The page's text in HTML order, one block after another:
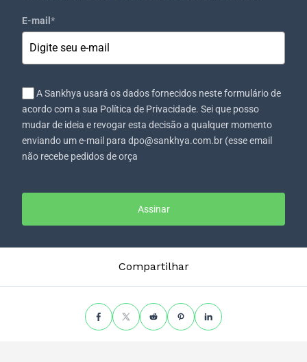
E-mail *
A Sankhya usará os dados fornecidos neste formulário de
acordo com a sua Política de Privacidade. Sei que posso
mudar de ideia e revogar esta decisão a qualquer momento
enviando um e-mail para dpo@sankhya.com.br (esse email
não recebe pedidos de orça
Assinar
Compartilhar